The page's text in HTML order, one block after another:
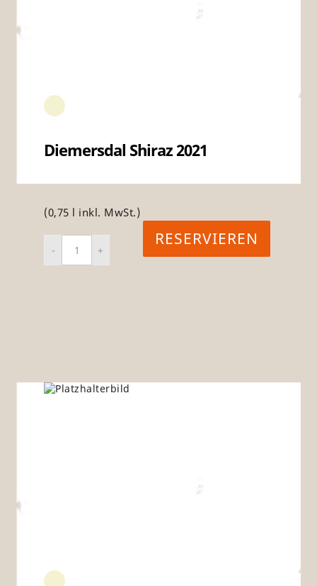
Diemersdal Shiraz 2021
(0,75 l inkl. MwSt.)
RESERVIEREN